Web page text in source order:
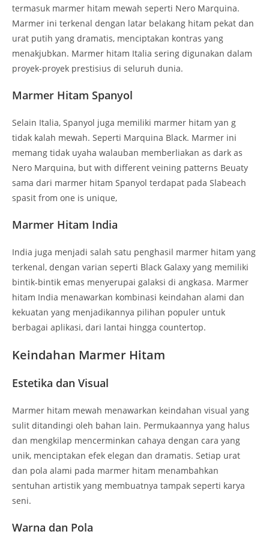
termasuk marmer hitam mewah seperti Nero Marquina.
Marmer ini terkenal dengan latar belakang hitam pekat dan
urat putih yang dramatis, menciptakan kontras yang
menakjubkan. Marmer hitam Italia sering digunakan dalam
proyek-proyek prestisius di seluruh dunia.
Marmer Hitam Spanyol
Selain Italia, Spanyol juga memiliki marmer hitam yan g
tidak kalah mewah. Seperti Marquina Black. Marmer ini
memang tidak uyaha walauban memberliakan as dark as
Nero Marquina, but with different veining patterns Beuaty
sama dari marmer hitam Spanyol terdapat pada Slabeach
spasit from one is unique,
Marmer Hitam India
India juga menjadi salah satu penghasil marmer hitam yang
terkenal, dengan varian seperti Black Galaxy yang memiliki
bintik-bintik emas menyerupai galaksi di angkasa. Marmer
hitam India menawarkan kombinasi keindahan alami dan
kekuatan yang menjadikannya pilihan populer untuk
berbagai aplikasi, dari lantai hingga countertop.
Keindahan Marmer Hitam
Estetika dan Visual
Marmer hitam mewah menawarkan keindahan visual yang
sulit ditandingi oleh bahan lain. Permukaannya yang halus
dan mengkilap mencerminkan cahaya dengan cara yang
unik, menciptakan efek elegan dan dramatis. Setiap urat
dan pola alami pada marmer hitam menambahkan
sentuhan artistik yang membuatnya tampak seperti karya
seni.
Warna dan Pola